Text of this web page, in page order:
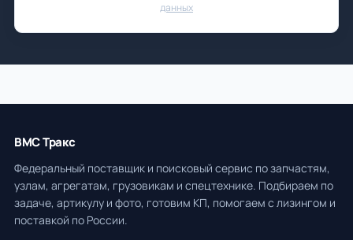
данных
ВМС Тракс
Федеральный поставщик и поисковый сервис по запчастям,
узлам, агрегатам, грузовикам и спецтехнике. Подбираем по
задаче, артикулу и фото, готовим КП, помогаем с лизингом и
поставкой по России.